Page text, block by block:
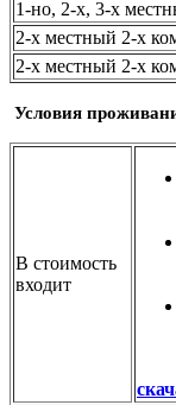
1-но, 2-х, 3-х
2-х местный 2-х
2-х местный 2-х
Условия
В стоимость
входит